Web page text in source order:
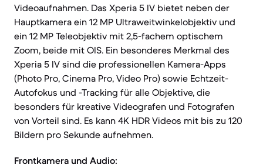
Videoaufnahmen. Das Xperia 5 IV bietet neben der
Hauptkamera ein 12 MP Ultraweitwinkelobjektiv und
ein 12 MP Teleobjektiv mit 2,5-fachem optischem
Zoom, beide mit OIS. Ein besonderes Merkmal des
Xperia 5 IV sind die professionellen Kamera-Apps
(Photo Pro, Cinema Pro, Video Pro) sowie Echtzeit-
Autofokus und -Tracking für alle Objektive, die
besonders für kreative Videografen und Fotografen
von Vorteil sind. Es kann 4K HDR Videos mit bis zu 120
Bildern pro Sekunde aufnehmen.
Frontkamera und Audio: